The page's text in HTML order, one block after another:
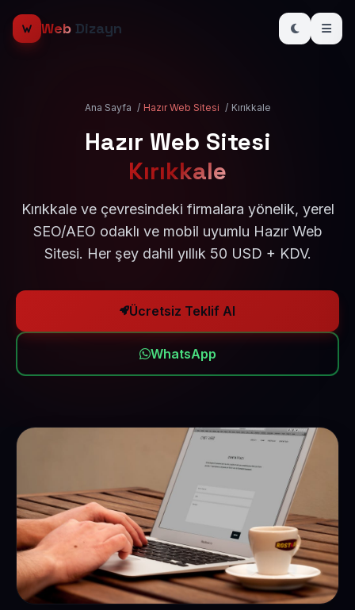
Web Dizayn
Ana Sayfa / Hazır Web Sitesi / Kırıkkale
Hazır Web Sitesi
Kırıkkale
Kırıkkale ve çevresindeki firmalara yönelik, yerel
SEO/AEO odaklı ve mobil uyumlu Hazır Web
Sitesi. Her şey dahil yıllık 50 USD + KDV.
Ücretsiz Teklif Al
WhatsApp